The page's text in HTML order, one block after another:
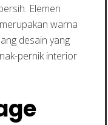
Elemen
warna
desain yang
pernik interior